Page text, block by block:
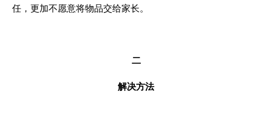
任 ， 更加不愿意将物品交给家长。
二
解决方法